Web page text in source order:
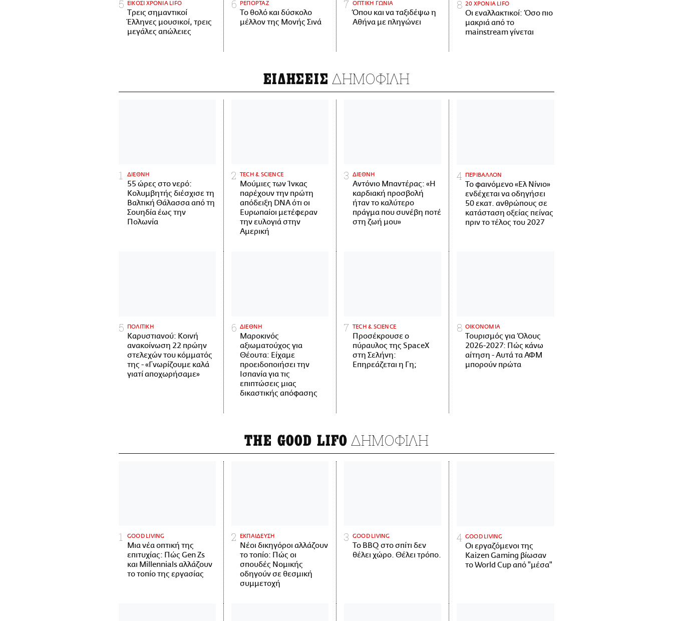
ΕΙΚΟΣΙ ΧΡΟΝΙΑ LIFO
Tρεις σημαντικοί
Έλληνες μουσικοί, τρεις
μεγάλες απώλειες
ΡΕΠΟΡΤΑΖ
Το θολό και δύσκολο
μέλλον της Μονής Σινά
ΟΠΤΙΚΗ ΓΩΝΙΑ
Όπου και να ταξιδέψω η
Αθήνα με πληγώνει
20 ΧΡΟΝΙΑ LIFO
Οι εναλλακτικοί: Όσο πιο
μακριά από το
mainstream γίνεται
ΕΙΔΗΣΕΙΣ ΔΗΜΟΦΙΛΗ
ΔΙΕΘΝΗ
55 ώρες στο νερό:
Κολυμβητής διέσχισε τη
Βαλτική Θάλασσα από τη
Σουηδία έως την
Πολωνία
ΤECH & SCIENCE
Μούμιες των Ίνκας
παρέχουν την πρώτη
απόδειξη DNA ότι οι
Ευρωπαίοι μετέφεραν
την ευλογιά στην
Αμερική
ΔΙΕΘΝΗ
Αντόνιο Μπαντέρας: «Η
καρδιακή προσβολή
ήταν το καλύτερο
πράγμα που συνέβη ποτέ
στη ζωή μου»
ΠΕΡΙΒΑΛΛΟΝ
Το φαινόμενο «Ελ Νίνιο»
ενδέχεται να οδηγήσει
50 εκατ. ανθρώπους σε
κατάσταση οξείας πείνας
πριν το τέλος του 2027
ΠΟΛΙΤΙΚΗ
Καρυστιανού: Κοινή
ανακοίνωση 22 πρώην
στελεχών του κόμματός
της - «Γνωρίζουμε καλά
γιατί αποχωρήσαμε»
ΔΙΕΘΝΗ
Μαροκινός
αξιωματούχος για
Θέουτα: Είχαμε
προειδοποιήσει την
Ισπανία για τις
επιπτώσεις μιας
δικαστικής απόφασης
ΤECH & SCIENCE
Προσέκρουσε ο
πύραυλος της SpaceX
στη Σελήνη:
Επηρεάζεται η Γη;
ΟΙΚΟΝΟΜΙΑ
Τουρισμός για Όλους
2026-2027: Πώς κάνω
αίτηση - Αυτά τα ΑΦΜ
μπορούν πρώτα
THE GOOD LIFO ΔΗΜΟΦΙΛΗ
GOOD LIVING
Μια νέα οπτική της
επιτυχίας: Πώς Gen Zs
και Millennials αλλάζουν
το τοπίο της εργασίας
ΕΚΠΑΙΔΕΥΣΗ
Νέοι δικηγόροι αλλάζουν
το τοπίο: Πώς οι
σπουδές Νομικής
οδηγούν σε θεσμική
συμμετοχή
GOOD LIVING
Το BBQ στο σπίτι δεν
θέλει χώρο. Θέλει τρόπο.
GOOD LIVING
Οι εργαζόμενοι της
Kaizen Gaming βίωσαν
το World Cup από "μέσα"